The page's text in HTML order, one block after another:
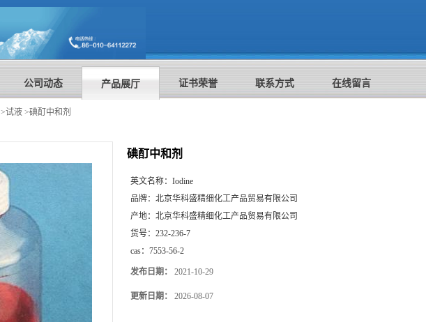
公司动态 产品展厅 证书荣誉 联系方式 在线留言
>试液 >碘酊中和剂
碘酊中和剂
英文名称： Iodine
品牌： 北京华科盛精细化工产品贸易有限公司
产地： 北京华科盛精细化工产品贸易有限公司
货号： 232-236-7
cas： 7553-56-2
发布日期： 2021-10-29
更新日期： 2026-08-07